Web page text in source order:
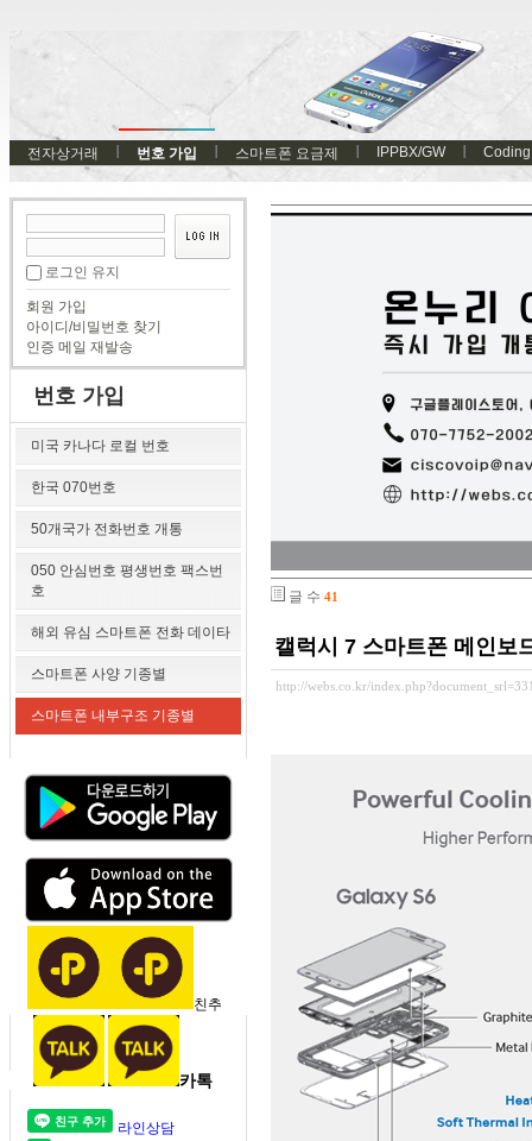
전자상거래 번호 가입 스마트폰 요금제 IPPBX/GW Coding
로그인 유지
회원 가입
아이디/비밀번호 찾기
인증 메일 재발송
번호 가입
미국 카나다 로컬 번호
한국 070번호
50개국가 전화번호 개통
050 안심번호 평생번호 팩스번
호
해외 유심 스마트폰 전화 데이타
스마트폰 사양 기종별
스마트폰 내부구조 기종별
친추
카톡
라인상담
글 수 41
캘럭시 7 스마트폰 메인보
http://webs.co.kr/